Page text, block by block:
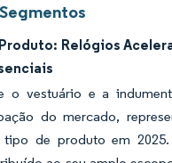
Relógios
o vestuário e a
do mercado,
tipo de produto em